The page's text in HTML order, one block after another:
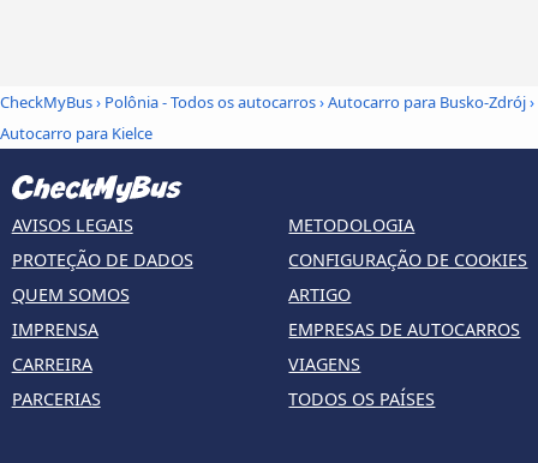
CheckMyBus› Polônia - Todos os autocarros›Autocarro para Busko-Zdrój›
Autocarro para Kielce
AVISOS LEGAIS
PROTEÇÃO DE DADOS
QUEM SOMOS
IMPRENSA
CARREIRA
PARCERIAS
METODOLOGIA
CONFIGURAÇÃO DE COOKIES
ARTIGO
EMPRESAS DE AUTOCARROS
VIAGENS
TODOS OS PAÍSES